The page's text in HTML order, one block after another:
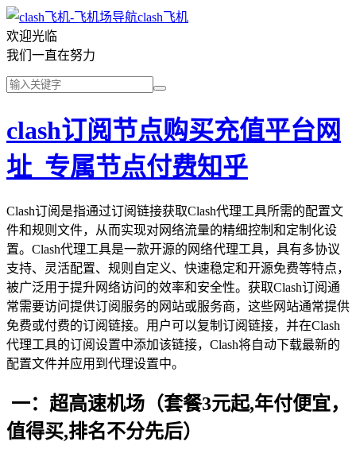
clash飞机
欢迎光临
我们一直在努力
clash订阅节点购买充值平台网
址_专属节点付费知乎
Clash订阅是指通过订阅链接获取Clash代理工具所需的配置文
件和规则文件，从而实现对网络流量的精细控制和定制化设
置。Clash代理工具是一款开源的网络代理工具，具有多协议
支持、灵活配置、规则自定义、快速稳定和开源免费等特点，
被广泛用于提升网络访问的效率和安全性。获取Clash订阅通
常需要访问提供订阅服务的网站或服务商，这些网站通常提供
免费或付费的订阅链接。用户可以复制订阅链接，并在Clash
代理工具的订阅设置中添加该链接，Clash将自动下载最新的
配置文件并应用到代理设置中。
一：超高速机场（套餐3元起,年付便宜，
值得买,排名不分先后）